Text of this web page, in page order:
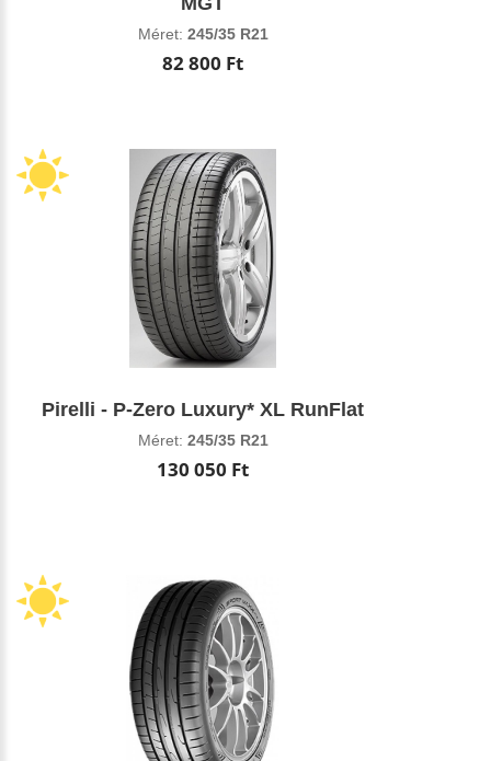
Méret: 245/35 R21
82 800 Ft
Pirelli - P-Zero Luxury* XL RunFlat
Méret: 245/35 R21
130 050 Ft